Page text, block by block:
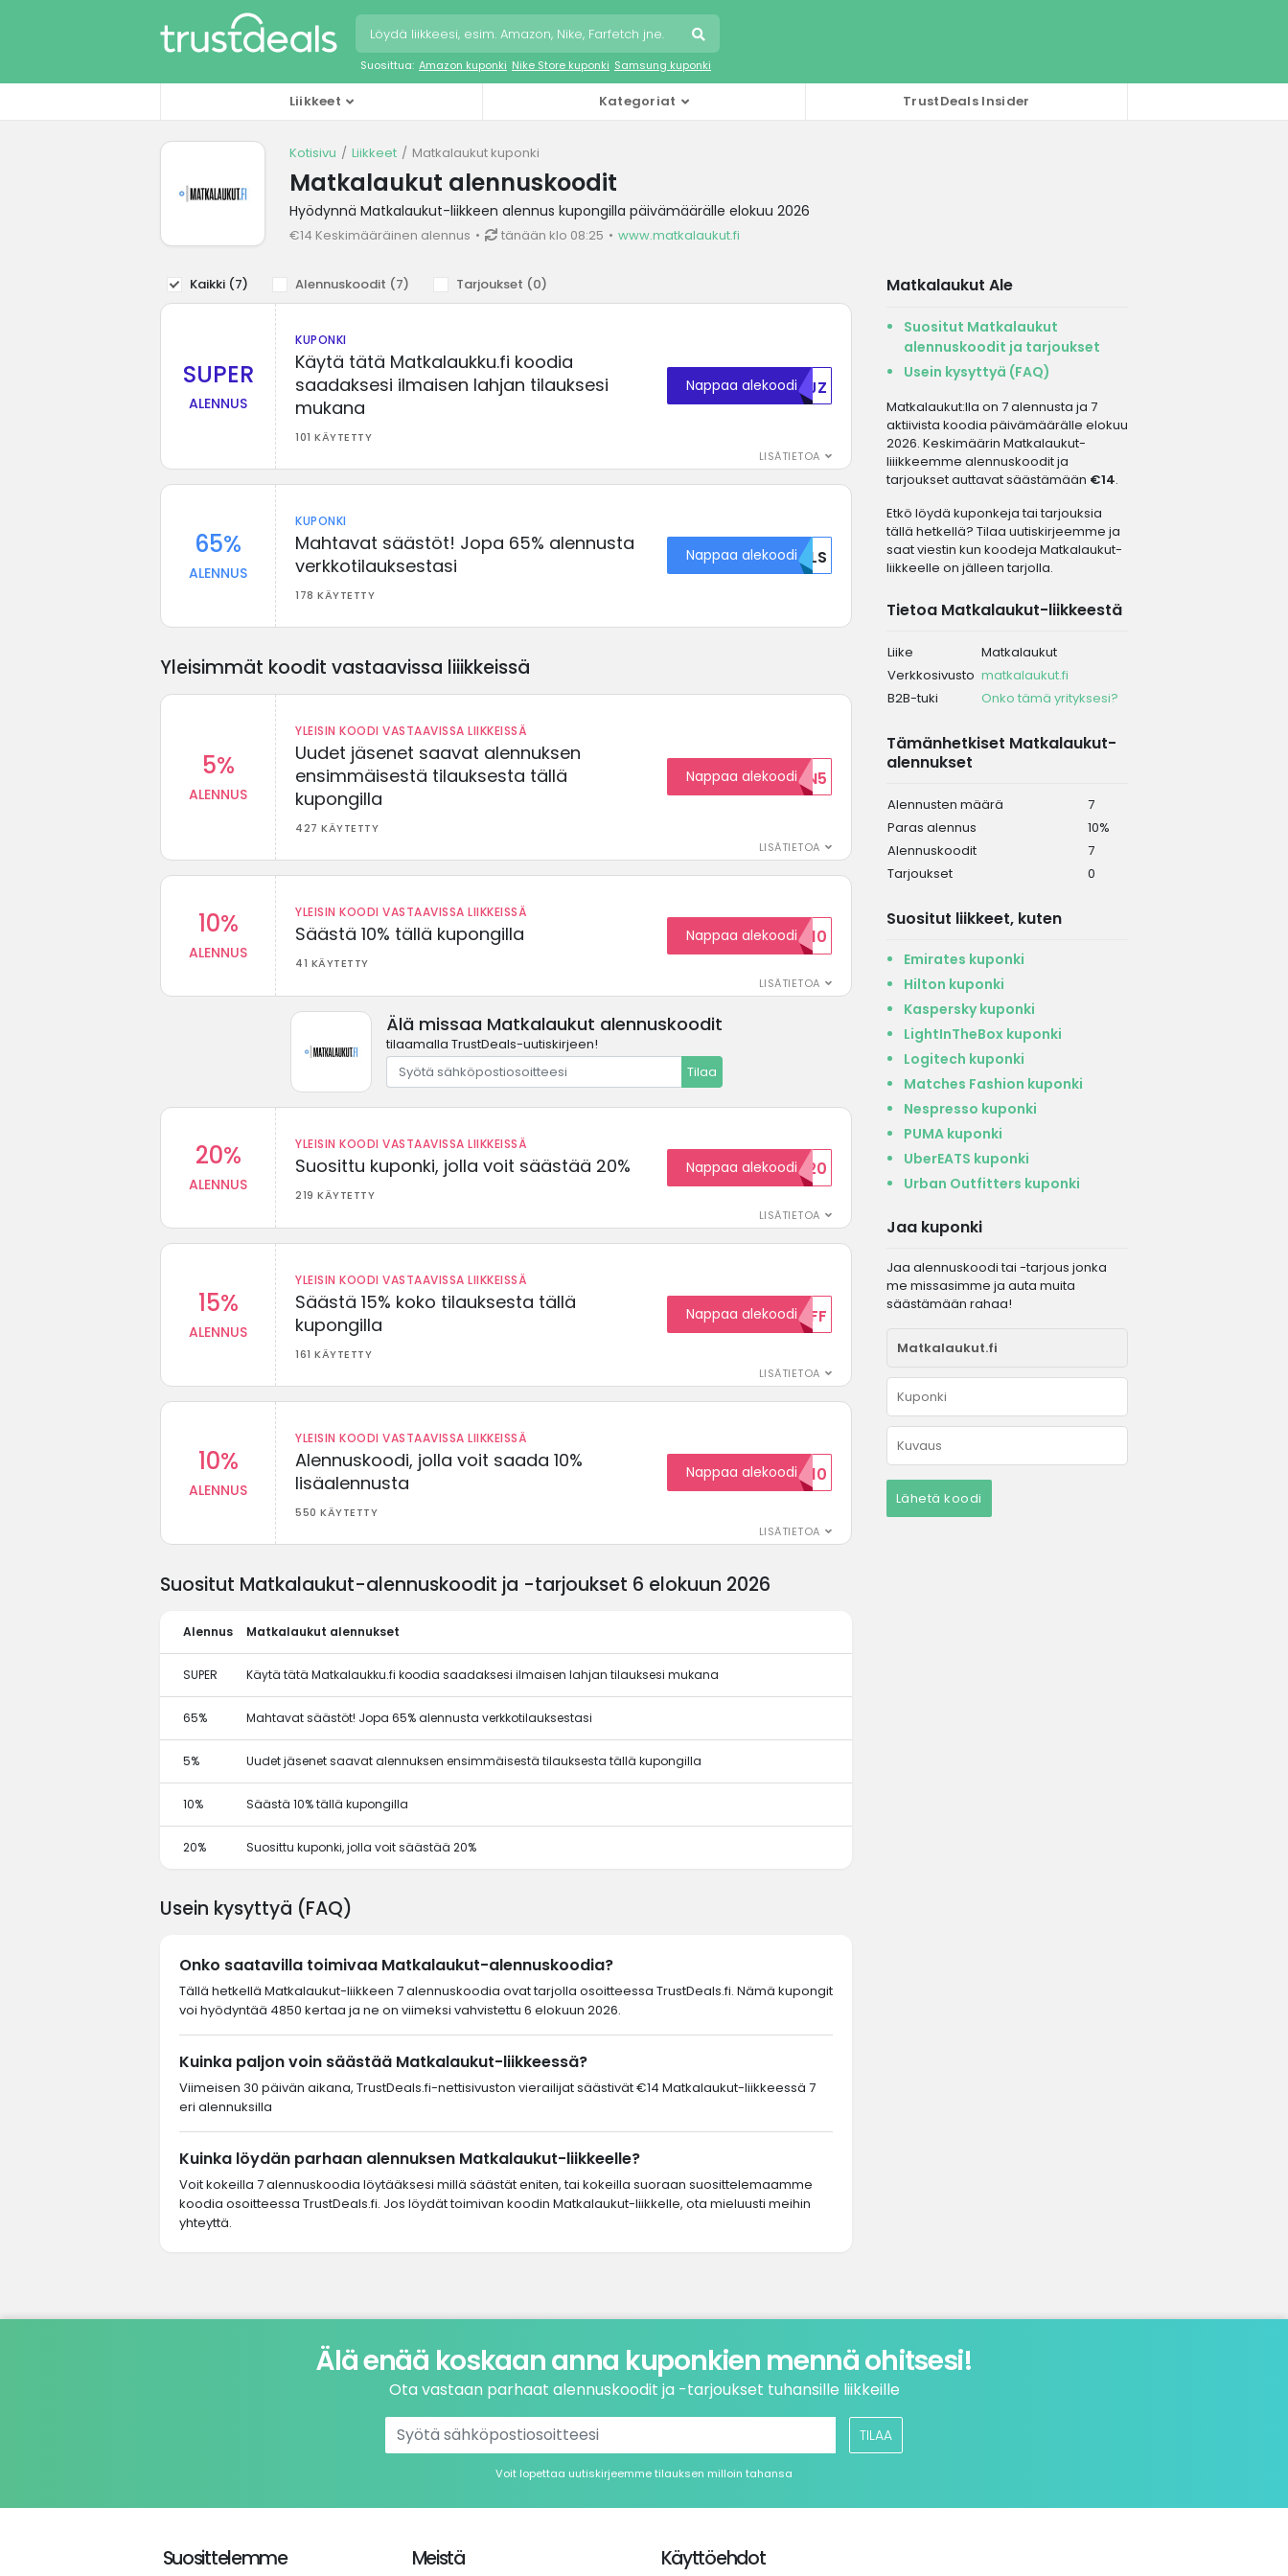
Suosittua: Amazon kuponki Nike Store kuponki Samsung kuponki
Liikkeet Kategoriat TrustDeals Insider
Kotisivu Liikkeet Matkalaukut kuponki
Matkalaukut alennuskoodit
Hyödynnä Matkalaukut-liikkeen alennus kupongilla päivämäärälle elokuu 2026
€14 Keskimääräinen alennus tänään klo 08:25 www.matkalaukut.fi
Kaikki (7) Alennuskoodit (7) Tarjoukset (0)
SUPER
ALENNUS
KUPONKI
Käytä tätä Matkalaukku.fi koodia
saadaksesi ilmaisen lahjan tilauksesi
mukana
101 KÄYTETTY
LISÄTIETOA
Nappaa alekoodiTVJZ
65%
ALENNUS
KUPONKI
Mahtavat säästöt! Jopa 65% alennusta
verkkotilauksestasi
178 KÄYTETTY
Nappaa alekoodiRVLS
Yleisimmät koodit vastaavissa liiikkeissä
5%
ALENNUS
YLEISIN KOODI VASTAAVISSA LIIKKEISSÄ
Uudet jäsenet saavat alennuksen
ensimmäisestä tilauksesta tällä
kupongilla
427 KÄYTETTY
LISÄTIETOA
Nappaa alekoodi
ALENNUKSEN5
10%
ALENNUS
YLEISIN KOODI VASTAAVISSA LIIKKEISSÄ
Säästä 10% tällä kupongilla
41 KÄYTETTY
LISÄTIETOA
Nappaa alekoodi
KOODID10
Älä missaa Matkalaukut alennuskoodit
tilaamalla TrustDeals-uutiskirjeen!
Tilaa
20%
ALENNUS
YLEISIN KOODI VASTAAVISSA LIIKKEISSÄ
Suosittu kuponki, jolla voit säästää 20%
219 KÄYTETTY
LISÄTIETOA
Nappaa alekoodi
WELCOME20
15%
ALENNUS
YLEISIN KOODI VASTAAVISSA LIIKKEISSÄ
Säästä 15% koko tilauksesta tällä
kupongilla
161 KÄYTETTY
LISÄTIETOA
Nappaa alekoodi15OFF
10%
ALENNUS
YLEISIN KOODI VASTAAVISSA LIIKKEISSÄ
Alennuskoodi, jolla voit saada 10%
lisäalennusta
550 KÄYTETTY
LISÄTIETOA
Nappaa alekoodi
ALENNUSKOODID10
Matkalaukut Ale
Suositut Matkalaukut
alennuskoodit ja tarjoukset
Usein kysyttyä (FAQ)
Matkalaukut:lla on 7 alennusta ja 7
aktiivista koodia päivämäärälle elokuu
2026. Keskimäärin Matkalaukut-
liiikkeemme alennuskoodit ja
tarjoukset auttavat säästämään €14.
Etkö löydä kuponkeja tai tarjouksia
tällä hetkellä? Tilaa uutiskirjeemme ja
saat viestin kun koodeja Matkalaukut-
liikkeelle on jälleen tarjolla.
Tietoa Matkalaukut-liikkeestä
Liike
Matkalaukut
Verkkosivusto matkalaukut.fi
B2B-tuki
Onko tämä yrityksesi?
Tämänhetkiset Matkalaukut-
alennukset
Alennusten määrä
7
Paras alennus
10%
Alennuskoodit
7
Tarjoukset
0
Suositut liikkeet, kuten
Emirates kuponki
Hilton kuponki
Kaspersky kuponki
LightInTheBox kuponki
Logitech kuponki
Matches Fashion kuponki
Nespresso kuponki
PUMA kuponki
UberEATS kuponki
Urban Outfitters kuponki
Jaa kuponki
Jaa alennuskoodi tai -tarjous jonka
me missasimme ja auta muita
säästämään rahaa!
Lähetä koodi
Suositut Matkalaukut-alennuskoodit ja -tarjoukset 6 elokuun 2026
Alennus Matkalaukut alennukset
SUPER Käytä tätä Matkalaukku.fi koodia saadaksesi ilmaisen lahjan tilauksesi mukana
65% Mahtavat säästöt! Jopa 65% alennusta verkkotilauksestasi
5% Uudet jäsenet saavat alennuksen ensimmäisestä tilauksesta tällä kupongilla
10% Säästä 10% tällä kupongilla
20% Suosittu kuponki, jolla voit säästää 20%
Usein kysyttyä (FAQ)
Onko saatavilla toimivaa Matkalaukut-alennuskoodia?
Tällä hetkellä Matkalaukut-liikkeen 7 alennuskoodia ovat tarjolla osoitteessa TrustDeals.fi. Nämä kupongit
voi hyödyntää 4850 kertaa ja ne on viimeksi vahvistettu 6 elokuun 2026.
Kuinka paljon voin säästää Matkalaukut-liikkeessä?
Viimeisen 30 päivän aikana, TrustDeals.fi-nettisivuston vierailijat säästivät €14 Matkalaukut-liikkeessä 7
eri alennuksilla
Kuinka löydän parhaan alennuksen Matkalaukut-liikkeelle?
Voit kokeilla 7 alennuskoodia löytääksesi millä säästät eniten, tai kokeilla suoraan suosittelemaamme
koodia osoitteessa TrustDeals.fi. Jos löydät toimivan koodin Matkalaukut-liikkelle, ota mieluusti meihin
yhteyttä.
Älä enää koskaan anna kuponkien mennä ohitsesi!
Ota vastaan parhaat alennuskoodit ja -tarjoukset tuhansille liikkeille
TILAA
Voit lopettaa uutiskirjeemme tilauksen milloin tahansa
Suosittelemme Meistä Käyttöehdot